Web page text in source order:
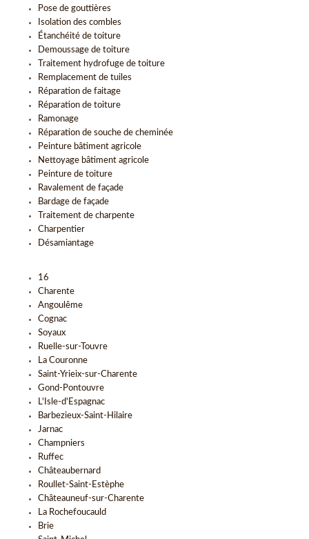
Pose de gouttières
Isolation des combles
Étanchéité de toiture
Demoussage de toiture
Traitement hydrofuge de toiture
Remplacement de tuiles
Réparation de faitage
Réparation de toiture
Ramonage
Réparation de souche de cheminée
Peinture bâtiment agricole
Nettoyage bâtiment agricole
Peinture de toiture
Ravalement de façade
Bardage de façade
Traitement de charpente
Charpentier
Désamiantage
16
Charente
Angoulême
Cognac
Soyaux
Ruelle-sur-Touvre
La Couronne
Saint-Yrieix-sur-Charente
Gond-Pontouvre
L'Isle-d'Espagnac
Barbezieux-Saint-Hilaire
Jarnac
Champniers
Ruffec
Châteaubernard
Roullet-Saint-Estèphe
Châteauneuf-sur-Charente
La Rochefoucauld
Brie